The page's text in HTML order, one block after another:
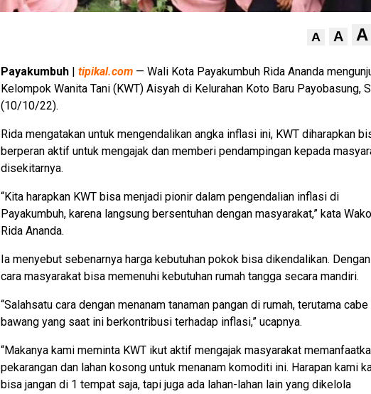
A A A
Payakumbuh | tipikal.com — Wali Kota Payakumbuh Rida Ananda
Kelompok Wanita Tani (KWT) Aisyah di Kelurahan Koto Baru Payobasung,
(10/10/22).
Rida mengatakan untuk mengendalikan angka inflasi ini, KWT diharapkan
berperan aktif untuk mengajak dan memberi pendampingan kepada
disekitarnya.
“Kita harapkan KWT bisa menjadi pionir dalam pengendalian inflasi di
Payakumbuh, karena langsung bersentuhan dengan masyarakat,” kata Wako
Rida Ananda.
Ia menyebut sebenarnya harga kebutuhan pokok bisa dikendalikan. Dengan
cara masyarakat bisa memenuhi kebutuhan rumah tangga secara mandiri.
“Salahsatu cara dengan menanam tanaman pangan di rumah, terutama cabe
bawang yang saat ini berkontribusi terhadap inflasi,” ucapnya.
“Makanya kami meminta KWT ikut aktif mengajak masyarakat
pekarangan dan lahan kosong untuk menanam komoditi ini. Harapan kami
bisa jangan di 1 tempat saja, tapi juga ada lahan-lahan lain yang dikelola